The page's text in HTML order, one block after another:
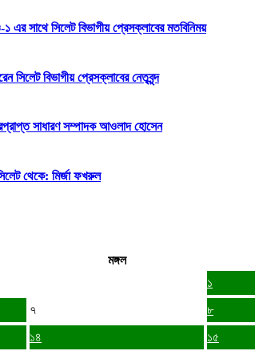
এর সাথে সিলেট বিভাগীয় প্রেসক্লাবের মতবিনিময়
সিলেট বিভাগীয় প্রেসক্লাবের নেতৃবৃন্দ
সাধারণ সম্পাদক আওলাদ হোসেন
থেকে: মির্জা ফখরুল
মঙ্গল
১
৭ ৮
১৪ ১৫